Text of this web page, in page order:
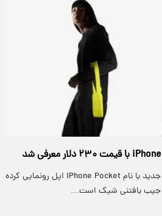
اپل به تازگی از یک لوازم جانبی جدید با نام iPhone Pocket اپل رونمایی کرده
جیب بافتنی شیک است…